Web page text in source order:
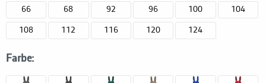
66 68 92 96 100 104
108 112 116 120 124
Farbe: